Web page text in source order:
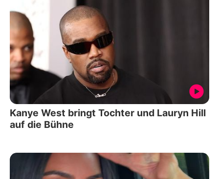
Kanye West bringt Tochter und Lauryn Hill
auf die Bühne